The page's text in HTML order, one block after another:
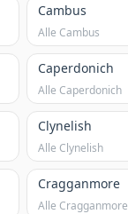
Cambus
Alle Cambus
Caperdonich
Alle Caperdonich
Clynelish
Alle Clynelish
Cragganmore
Alle Cragganmore